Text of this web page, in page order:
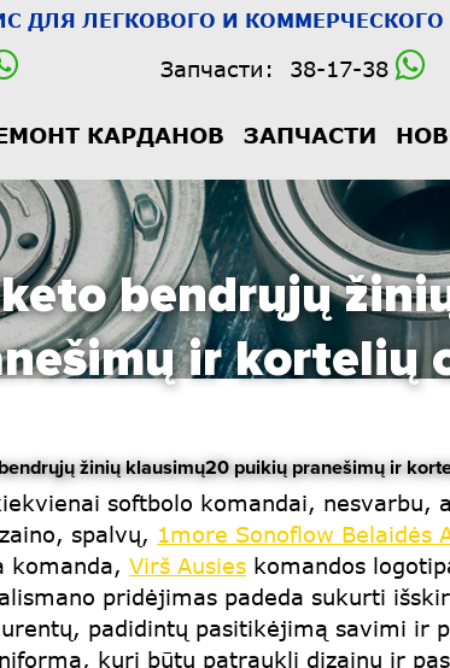
ДЛЯ ЛЕГКОВОГО И КОММЕРЧЕСКОГО
Запчасти: 38-17-38
КАРДАНОВ ЗАПЧАСТИ
bendrųjų
ir kortelių
žinių klausimų20 puikių pranešimų ir
softbolo komandai, nesvarbu,
spalvų, 1more Sonoflow Belaidės
komanda, Virš Ausies komandos
pridėjimas padeda sukurti
padidintų pasitikėjimą savimi ir
kuri būtų patraukli dizainu ir